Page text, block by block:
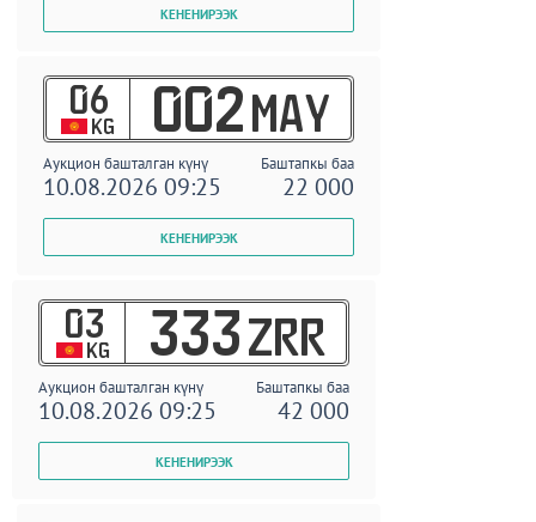
06
KG 002 MAY
Аукцион башталган күнү Баштапкы баа
10.08.2026 09:25 22 000
03
KG 333 ZRR
Аукцион башталган күнү Баштапкы баа
10.08.2026 09:25 42 000